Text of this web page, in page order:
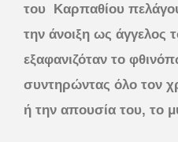
του Καρπαθίου
την άνοιξη ως άγγελος
εξαφανιζόταν το
συντηρώντας όλο τον
ή την απουσία του, το